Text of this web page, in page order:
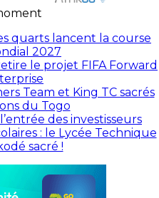
quarts lancent la course
2027
le projet FIFA Forward
Team et King TC sacrés
du Togo
des investisseurs
: le Lycée Technique
sacré !